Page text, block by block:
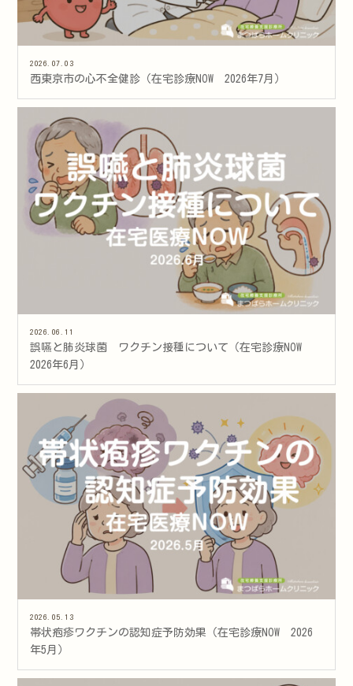
2026.07.03
西東京市の心不全健診（在宅診療NOW 2026年7月）
2026.06.11
誤嚥と肺炎球菌 ワクチン接種について（在宅診療NOW
2026年6月）
2026.05.13
帯状疱疹ワクチンの認知症予防効果（在宅診療NOW 2026
年5月）